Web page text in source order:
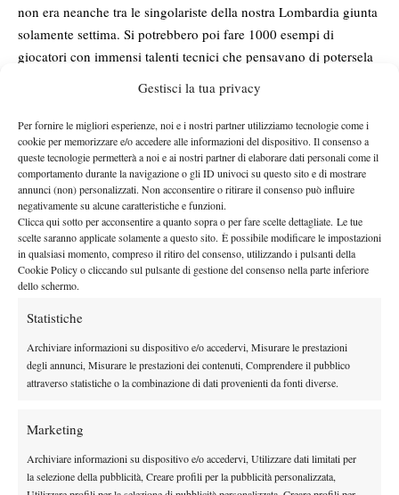
Gestisci la tua privacy
Per fornire le migliori esperienze, noi e i nostri partner utilizziamo tecnologie come i
cookie per memorizzare e/o accedere alle informazioni del dispositivo. Il consenso a
queste tecnologie permetterà a noi e ai nostri partner di elaborare dati personali come il
comportamento durante la navigazione o gli ID univoci su questo sito e di mostrare
annunci (non) personalizzati. Non acconsentire o ritirare il consenso può influire
negativamente su alcune caratteristiche e funzioni.
Clicca qui sotto per acconsentire a quanto sopra o per fare scelte dettagliate. Le tue
scelte saranno applicate solamente a questo sito. È possibile modificare le impostazioni
in qualsiasi momento, compreso il ritiro del consenso, utilizzando i pulsanti della
Cookie Policy o cliccando sul pulsante di gestione del consenso nella parte inferiore
dello schermo.
Statistiche
Archiviare informazioni su dispositivo e/o accedervi, Misurare le prestazioni
degli annunci, Misurare le prestazioni dei contenuti, Comprendere il pubblico
attraverso statistiche o la combinazione di dati provenienti da fonti diverse.
Marketing
Archiviare informazioni su dispositivo e/o accedervi, Utilizzare dati limitati per
la selezione della pubblicità, Creare profili per la pubblicità personalizzata,
non era neanche tra le singolariste della nostra Lombardia giunta
solamente settima. Si potrebbero poi fare 1000 esempi di
giocatori con immensi talenti tecnici che pensavano di potersela
allenato a dovere tutti gli altri aspetti.
In definitiva sarebbe importante (anche se non è affatto facile)
riconoscere e distinguere in quale “certa attività” inerente al
tennis il bambino-ragazzo è più talentuoso in modo da poter
impostare il lavoro e percorso in relazione a questa e tutte le altre
peculiarità.